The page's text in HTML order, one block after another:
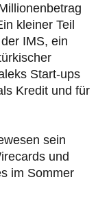
kleiner Teil
IMS, ein
Start-ups
Kredit und für
sein
und
im Sommer